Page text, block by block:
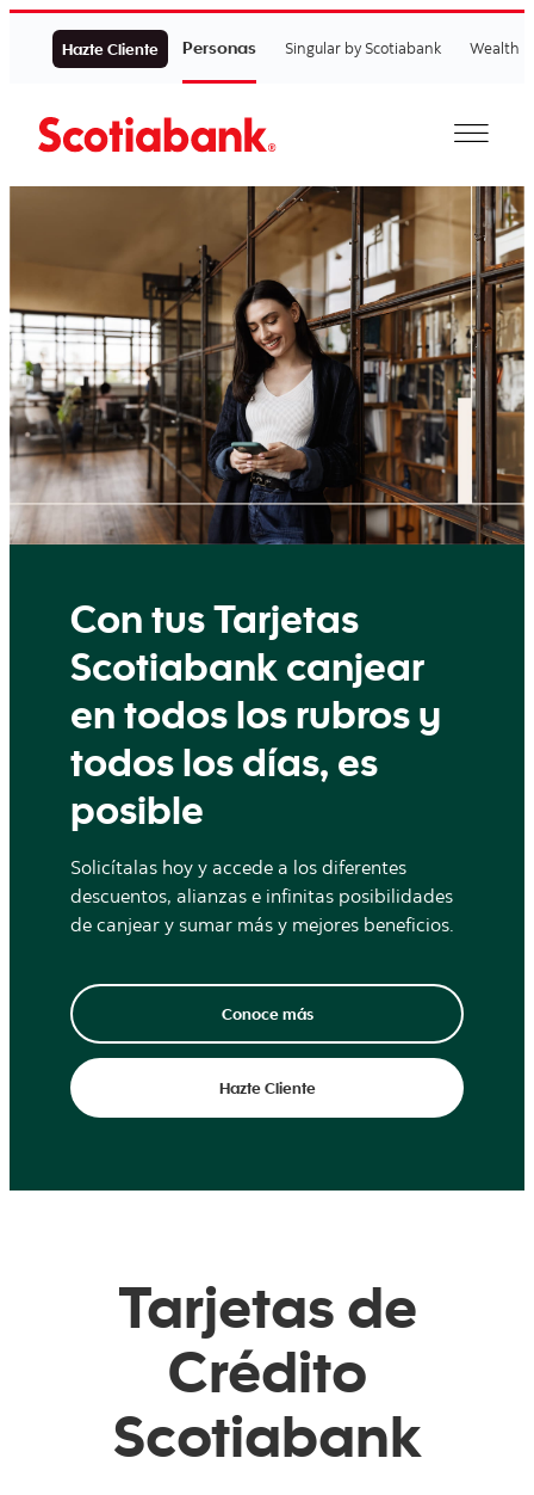
Hazte Cliente Personas Singular by Scotiabank Wealth
Con tus Tarjetas
Scotiabank canjear
en todos los rubros y
todos los días, es
posible
Solicítalas hoy y accede a los diferentes
descuentos, alianzas e infinitas posibilidades
de canjear y sumar más y mejores beneficios.
Conoce más
Hazte Cliente
Tarjetas de
Crédito
Scotiabank